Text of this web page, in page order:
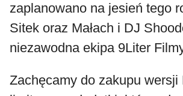
zaplanowano na jesień tego
Sitek oraz Małach i DJ
niezawodna ekipa 9Liter
Zachęcamy do zakupu